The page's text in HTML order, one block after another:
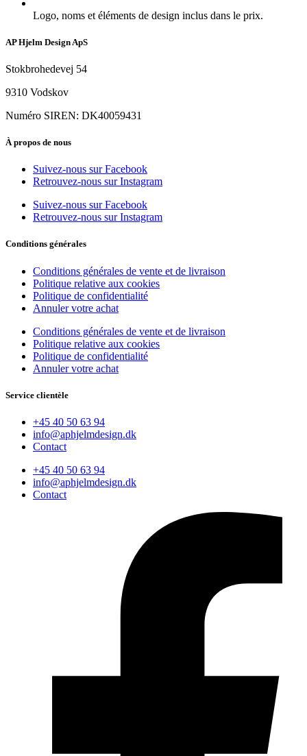
Logo, noms et éléments de design inclus dans le prix.
AP Hjelm Design ApS
Stokbrohedevej 54
9310 Vodskov
Numéro SIREN: DK40059431
À propos de nous
Suivez-nous sur Facebook
Retrouvez-nous sur Instagram
Suivez-nous sur Facebook
Retrouvez-nous sur Instagram
Conditions générales
Conditions générales de vente et de livraison
Politique relative aux cookies
Politique de confidentialité
Annuler votre achat
Conditions générales de vente et de livraison
Politique relative aux cookies
Politique de confidentialité
Annuler votre achat
Service clientèle
+45 40 50 63 94
info@aphjelmdesign.dk
Contact
+45 40 50 63 94
info@aphjelmdesign.dk
Contact